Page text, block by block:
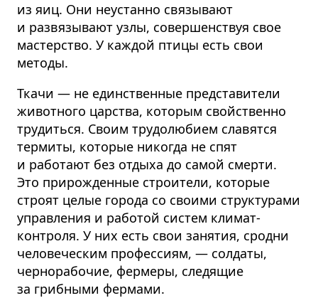
из яиц. Они неустанно связывают
и развязывают узлы, совершенствуя свое
мастерство. У каждой птицы есть свои
методы.
Ткачи — не единственные представители
животного царства, которым свойственно
трудиться. Своим трудолюбием славятся
термиты, которые никогда не спят
и работают без отдыха до самой смерти.
Это прирожденные строители, которые
строят целые города со своими структурами
управления и работой систем климат-
контроля. У них есть свои занятия, сродни
человеческим профессиям, — солдаты,
чернорабочие, фермеры, следящие
за грибными фермами.